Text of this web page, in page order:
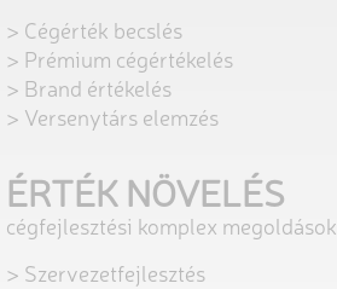
> Cégérték becslés
> Prémium cégértékelés
> Brand értékelés
> Versenytárs elemzés
ÉRTÉK NÖVELÉS
cégfejlesztési komplex megoldások
> Szervezetfejlesztés